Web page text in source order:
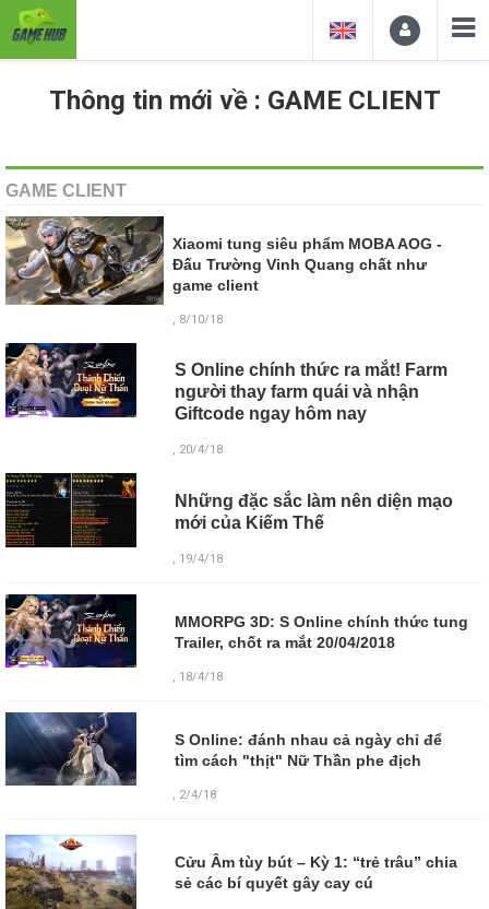
Thông tin mới về : GAME CLIENT
GAME CLIENT
Xiaomi tung siêu phẩm MOBA AOG -
Đấu Trường Vinh Quang chất như
game client
, 8/10/18
S Online chính thức ra mắt! Farm
người thay farm quái và nhận
Giftcode ngay hôm nay
, 20/4/18
Những đặc sắc làm nên diện mạo
mới của Kiếm Thế
, 19/4/18
MMORPG 3D: S Online chính thức tung
Trailer, chốt ra mắt 20/04/2018
, 18/4/18
S Online: đánh nhau cả ngày chỉ để
tìm cách "thịt" Nữ Thần phe địch
, 2/4/18
Cửu Âm tùy bút – Kỳ 1: “trẻ trâu” chia
sẻ các bí quyết gây cay cú